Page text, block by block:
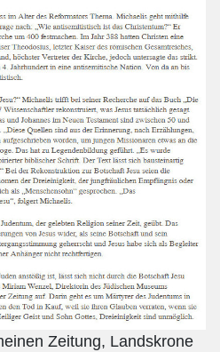
Zeitung, Landskrone